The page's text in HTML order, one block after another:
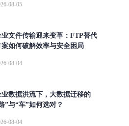
08-05
业文件传输迎来变革：FTP替代
案如何破解效率与安全困局
08-04
业数据洪流下，大数据迁移的
”与“车”如何选对？
08-04